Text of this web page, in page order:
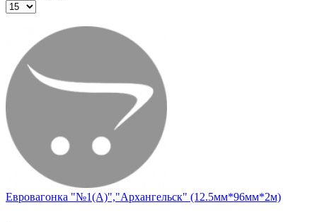
Евровагонка "№1(А)","Архангельск" (12.5мм*96мм*2м)